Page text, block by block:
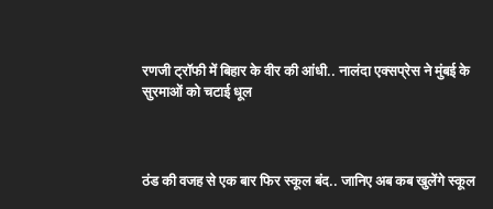
रणजी ट्रॉफी में बिहार के वीर की आंधी.. नालंदा एक्सप्रेस ने मुंबई के
सुरमाओं को चटाई धूल
ठंड की वजह से एक बार फिर स्कूल बंद.. जानिए अब कब खुलेंगे स्कूल